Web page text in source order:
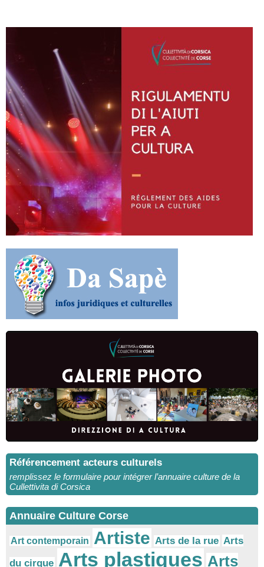
Référencement acteurs culturels
remplissez le formulaire pour intégrer l’annuaire culture de la
Cullettivita di Corsica
Annuaire Culture Corse
Art contemporain Artiste Arts de la rue Arts
du cirque Arts plastiques Arts